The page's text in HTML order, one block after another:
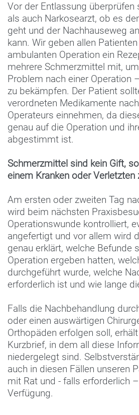
Vor der Entlassung überprüfen
als auch Narkosearzt, ob es
geht und der Nachhauseweg
kann. Wir geben allen
ambulanten Operation ein
mehrere Schmerzmittel mit,
Problem nach einer Operation
zu bekämpfen. Der Patient
verordneten Medikamente
Operateurs einnehmen, da
genau auf die Operation und
abgestimmt ist.
Schmerzmittel sind kein Gift,
einem Kranken oder Verletzten
Am ersten oder zweiten Tag
wird beim nächsten
Operationswunde kontrolliert,
angefertigt und vor allem wird
genau erklärt, welche Befunde
Operation ergeben hatten,
durchgeführt wurde, welche
erforderlich ist und wie lange
Falls die Nachbehandlung
oder einen auswärtigen
Orthopäden erfolgen soll,
Kurzbrief, in dem all diese
niedergelegt sind.
auch in diesen Fällen unseren
mit Rat und - falls erforderlich
Verfügung.